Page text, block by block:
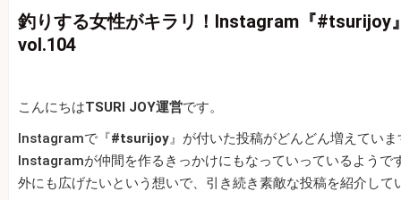
釣りする女性がキラリ！Instagram『#tsurijoy
vol.104
こんにちはTSURI JOY運営です。
Instagramで『#tsurijoy』が付いた投稿がどんどん増えていま
Instagramが仲間を作るきっかけにもなっていっているよう
外にも広げたいという想いで、引き続き素敵な投稿を紹介して